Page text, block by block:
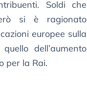
Soldi che
si è ragionato
europee sulla
dell’aumento
per la Rai.